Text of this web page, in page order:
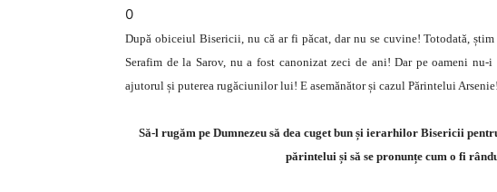
0
După obiceiul Bisericii, nu că ar fi păcat, dar nu se cuvine! Totodată,
Serafim de la Sarov, nu a fost canonizat zeci de ani! Dar pe oameni
ajutorul și puterea rugăciunilor lui! E asemănător și cazul Părintelui Arsenie!
Să-l rugăm pe Dumnezeu să dea cuget bun și ierarhilor Bisericii
părintelui și să se pronunțe cum o fi